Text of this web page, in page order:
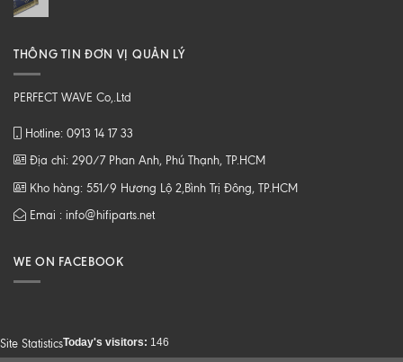
THÔNG TIN ĐƠN VỊ QUẢN LÝ
PERFECT WAVE Co,.Ltd
Hotline: 0913 14 17 33
Địa chỉ: 290/7 Phan Anh, Phú Thạnh, TP.HCM
Kho hàng: 551/9 Hương Lộ 2,Bình Trị Đông, TP.HCM
Emai : info@hifiparts.net
WE ON FACEBOOK
Site StatisticsToday's visitors: 146